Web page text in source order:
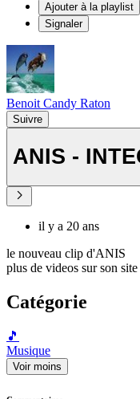
Ajouter à la playlist
Signaler
Benoit Candy Raton
Suivre
ANIS -
il y a 20 ans
le nouveau clip d'ANIS
plus de videos sur son
Catégorie
🎵
Musique
Voir moins